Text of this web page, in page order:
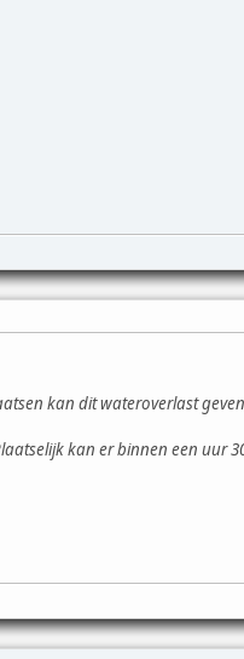
kan dit wateroverlast
kan er binnen een uur